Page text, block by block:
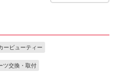
ービューティー
ツ交換・取付